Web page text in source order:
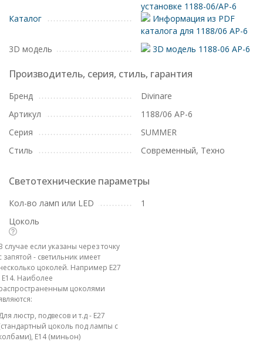
установке 1188-06/AP-6
Каталог
Информация из PDF
каталога для 1188/06 AP-6
3D модель
3D модель 1188-06 AP-6
Производитель, серия, стиль, гарантия
Бренд
Divinare
Артикул
1188/06 AP-6
Серия
SUMMER
Стиль
Современный, Техно
Светотехнические параметры
Кол-во ламп или LED
1
Цоколь
случае если указаны через точку
запятой - светильник имеет
цоколей. Например E27
E14. Наиболее
цоколями
люстр, подвесов и т.д - E27
цоколь под лампы с
E14 (миньон)